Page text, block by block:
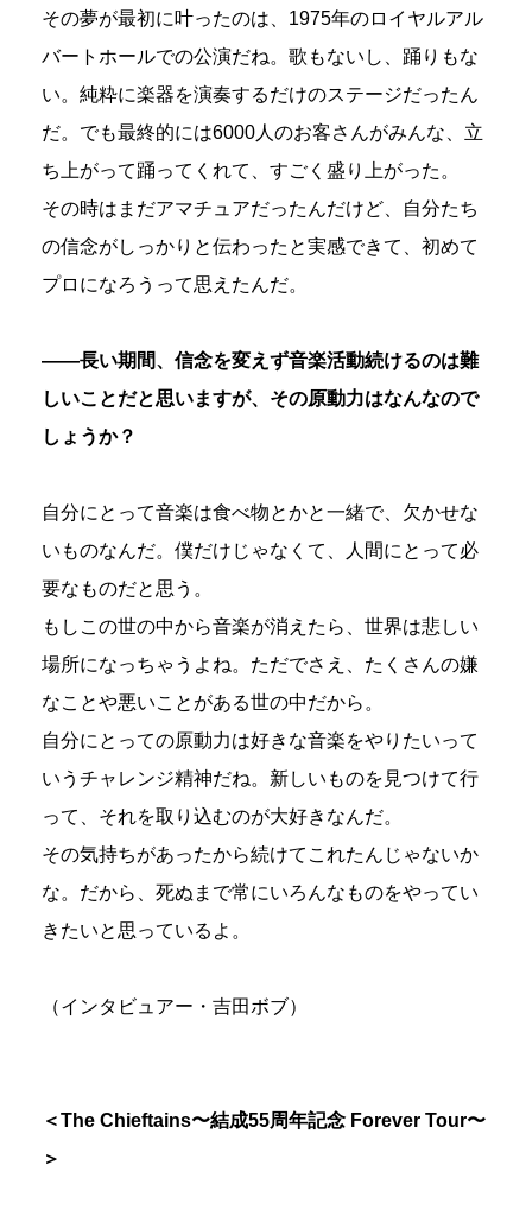
その夢が最初に叶ったのは、1975年のロイヤルアル
バートホールでの公演だね。歌もないし、踊りもな
い。純粋に楽器を演奏するだけのステージだったん
だ。でも最終的には6000人のお客さんがみんな、立
ち上がって踊ってくれて、すごく盛り上がった。
その時はまだアマチュアだったんだけど、自分たち
の信念がしっかりと伝わったと実感できて、初めて
プロになろうって思えたんだ。
――長い期間、信念を変えず音楽活動続けるのは難
しいことだと思いますが、その原動力はなんなので
しょうか？
自分にとって音楽は食べ物とかと一緒で、欠かせな
いものなんだ。僕だけじゃなくて、人間にとって必
要なものだと思う。
もしこの世の中から音楽が消えたら、世界は悲しい
場所になっちゃうよね。ただでさえ、たくさんの嫌
なことや悪いことがある世の中だから。
自分にとっての原動力は好きな音楽をやりたいって
いうチャレンジ精神だね。新しいものを見つけて行
って、それを取り込むのが大好きなんだ。
その気持ちがあったから続けてこれたんじゃないか
な。だから、死ぬまで常にいろんなものをやってい
きたいと思っているよ。
（インタビュアー・吉田ボブ）
＜The Chieftains〜結成55周年記念 Forever Tour〜
＞